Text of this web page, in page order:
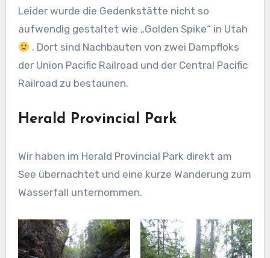
Leider wurde die Gedenkstätte nicht so
aufwendig gestaltet wie „Golden Spike“ in Utah
. Dort sind Nachbauten von zwei Dampfloks
der Union Pacific Railroad und der Central Pacific
Railroad zu bestaunen.
Herald Provincial Park
Wir haben im Herald Provincial Park direkt am
See übernachtet und eine kurze Wanderung zum
Wasserfall unternommen.